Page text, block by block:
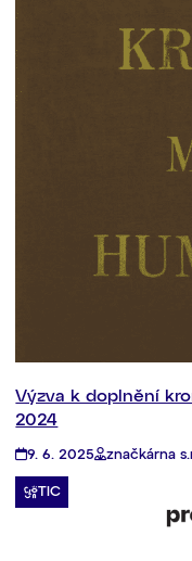
Výzva k doplnění
2024
9. 6. 2025 značkárna
TIC